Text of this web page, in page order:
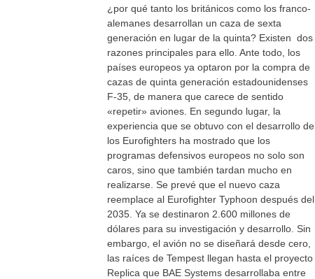
¿por qué tanto los británicos como los franco-
alemanes desarrollan un caza de sexta
generación en lugar de la quinta? Existen dos
razones principales para ello. Ante todo, los
países europeos ya optaron por la compra de
cazas de quinta generación estadounidenses
F-35, de manera que carece de sentido
«repetir» aviones. En segundo lugar, la
experiencia que se obtuvo con el desarrollo de
los Eurofighters ha mostrado que los
programas defensivos europeos no solo son
caros, sino que también tardan mucho en
realizarse. Se prevé que el nuevo caza
reemplace al Eurofighter Typhoon después del
2035. Ya se destinaron 2.600 millones de
dólares para su investigación y desarrollo. Sin
embargo, el avión no se diseñará desde cero,
las raíces de Tempest llegan hasta el proyecto
Replica que BAE Systems desarrollaba entre